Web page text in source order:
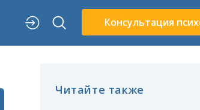
Консультация
Читайте также